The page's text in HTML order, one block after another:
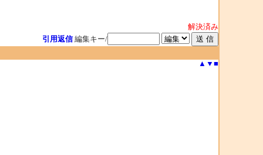
解決済み
引用返信 編集キー/
▲ ▼ ■